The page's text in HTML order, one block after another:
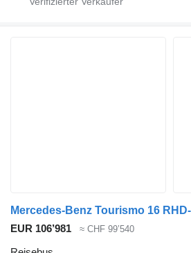
EUR 106’981 ≈ CHF 99’540